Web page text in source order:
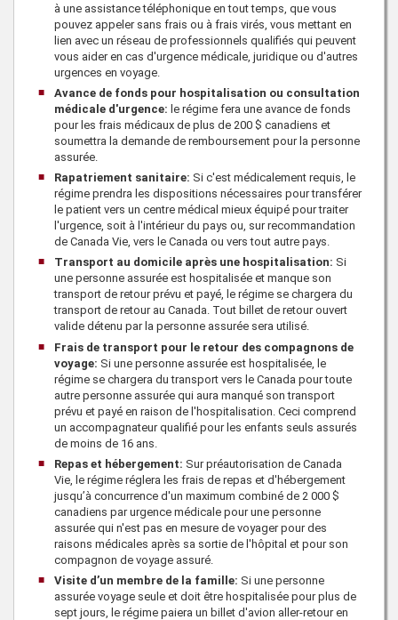
à une assistance téléphonique en tout temps, que vous
pouvez appeler sans frais ou à frais virés, vous mettant en
lien avec un réseau de professionnels qualifiés qui peuvent
vous aider en cas d'urgence médicale, juridique ou d'autres
urgences en voyage.
Avance de fonds pour hospitalisation ou consultation
médicale d'urgence: le régime fera une avance de fonds
pour les frais médicaux de plus de 200 $ canadiens et
soumettra la demande de remboursement pour la personne
assurée.
Rapatriement sanitaire: Si c'est médicalement requis, le
régime prendra les dispositions nécessaires pour transférer
le patient vers un centre médical mieux équipé pour traiter
l'urgence, soit à l'intérieur du pays ou, sur recommandation
de Canada Vie, vers le Canada ou vers tout autre pays.
Transport au domicile après une hospitalisation: Si
une personne assurée est hospitalisée et manque son
transport de retour prévu et payé, le régime se chargera du
transport de retour au Canada. Tout billet de retour ouvert
valide détenu par la personne assurée sera utilisé.
Frais de transport pour le retour des compagnons de
voyage: Si une personne assurée est hospitalisée, le
régime se chargera du transport vers le Canada pour toute
autre personne assurée qui aura manqué son transport
prévu et payé en raison de l'hospitalisation. Ceci comprend
un accompagnateur qualifié pour les enfants seuls assurés
de moins de 16 ans.
Repas et hébergement: Sur préautorisation de Canada
Vie, le régime réglera les frais de repas et d'hébergement
jusqu’à concurrence d'un maximum combiné de 2 000 $
canadiens par urgence médicale pour une personne
assurée qui n'est pas en mesure de voyager pour des
raisons médicales après sa sortie de l'hôpital et pour son
compagnon de voyage assuré.
Visite d’un membre de la famille: Si une personne
assurée voyage seule et doit être hospitalisée pour plus de
sept jours, le régime paiera un billet d'avion aller-retour en